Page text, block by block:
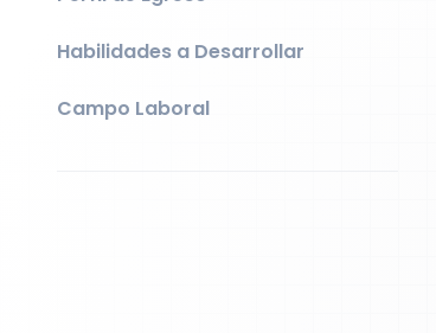
Habilidades a Desarrollar
Campo Laboral